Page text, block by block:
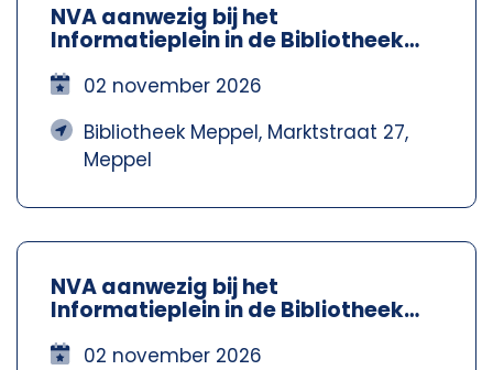
NVA aanwezig bij het
Informatieplein in de Bibliotheek
Meppel
02 november 2026
Bibliotheek Meppel, Marktstraat 27,
Meppel
NVA aanwezig bij het
Informatieplein in de Bibliotheek
Meppel
02 november 2026